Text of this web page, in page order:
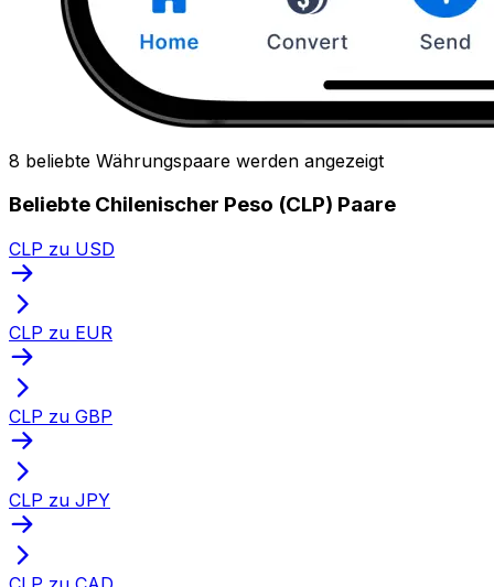
8 beliebte Währungspaare werden angezeigt
Beliebte Chilenischer Peso (CLP) Paare
CLP zu USD
CLP zu EUR
CLP zu GBP
CLP zu JPY